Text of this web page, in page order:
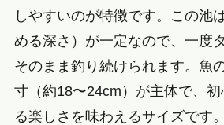
しやすいのが特徴です。この池
める深さ）が一定なので、一度
そのまま釣り続けられます。魚
寸（約18〜24cm）が主体で、
る楽しさを味わえるサイズです